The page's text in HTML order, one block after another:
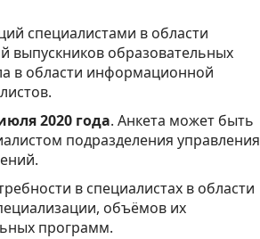
специалистами в области
выпускников образовательных
в области информационной
2020 года. Анкета может быть
подразделения управления
в специалистах в области
объёмов их
программ.